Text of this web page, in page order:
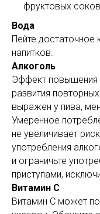
фруктовых
Вода
Пейте достаточное
напитков.
Алкоголь
Эффект повышения
развития
выражен у пива,
Умеренное
не увеличивает
употребления
и ограничьте
приступами,
Витамин С
Витамин С может